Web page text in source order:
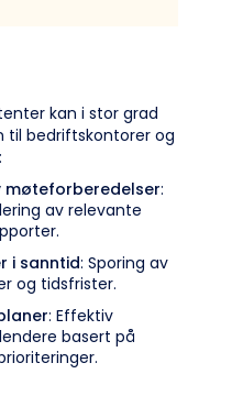
kan i stor grad
til bedriftskontorer og
møteforberedelser:
av relevante
i sanntid: Sporing av
og tidsfrister.
: Effektiv
basert på